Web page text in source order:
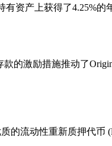
资产上获得了4.25%的
的激励措施推动了
的流动性重新质押代币